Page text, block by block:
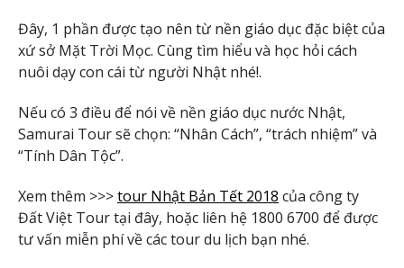
Đây, 1 phần được tạo nên từ nền giáo dục đặc biệt của
xứ sở Mặt Trời Mọc. Cùng tìm hiểu và học hỏi cách
nuôi dạy con cái từ người Nhật nhé!.
Nếu có 3 điều để nói về nền giáo dục nước Nhật,
Samurai Tour sẽ chọn: “Nhân Cách”, “trách nhiệm” và
“Tính Dân Tộc”.
Xem thêm >>>tour Nhật Bản Tết 2018 của công ty
Đất Việt Tour tại đây, hoặc liên hệ 1800 6700 để được
tư vấn miễn phí về các tour du lịch bạn nhé.